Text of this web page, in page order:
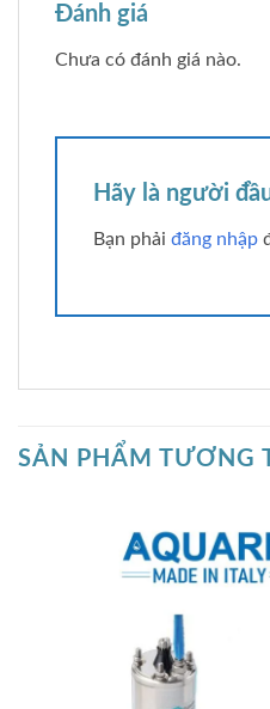
Đánh giá
Chưa có đánh giá nào.
Hãy là người
Bạn phải đăng nhập
SẢN PHẨM TƯƠNG